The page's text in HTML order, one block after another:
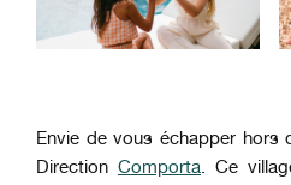
Envie de vous échapper hors
Direction Comporta. Ce